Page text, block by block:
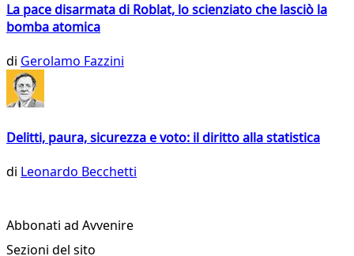
La pace disarmata di Roblat, lo scienziato che lasciò la
bomba atomica
di Gerolamo Fazzini
Delitti, paura, sicurezza e voto: il diritto alla statistica
di Leonardo Becchetti
Abbonati ad Avvenire
Sezioni del sito